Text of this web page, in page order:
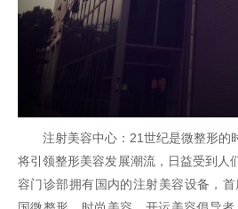
注射美容中心：21世纪是微整形的
将引领整形美容发展潮流，日益受到人
容门诊部拥有国内的注射美容设备，